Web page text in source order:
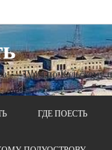
— Туры по Кольскому
ГДЕ ПОЕСТЬ